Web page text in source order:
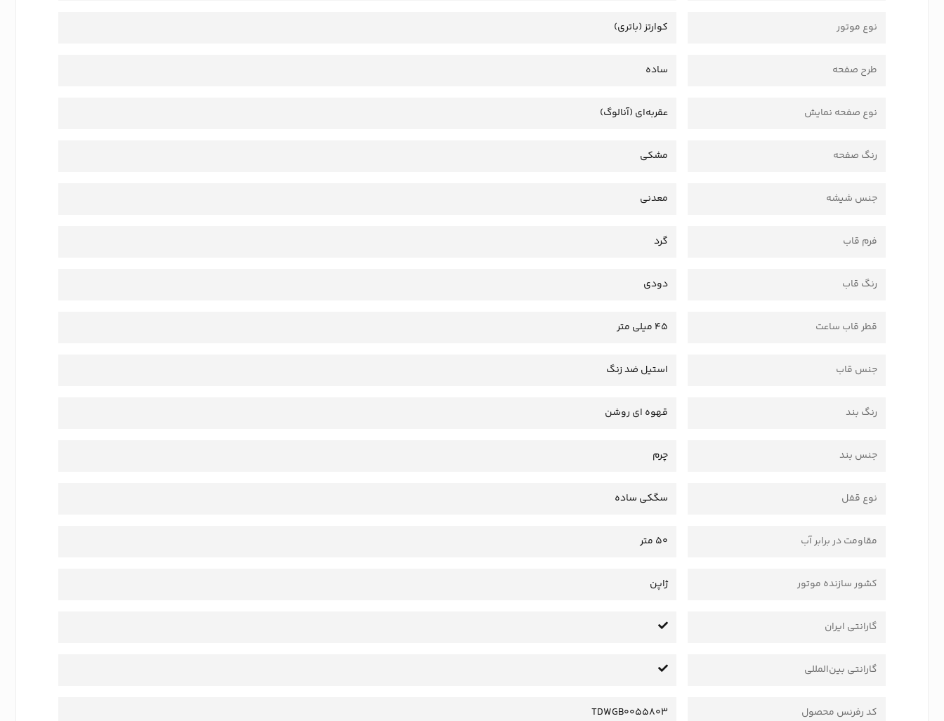
نوع موتور کوارتز (باتری)
طرح صفحه ساده
نوع صفحه نمایش عقربه‌ای (آنالوگ)
رنگ صفحه مشکی
جنس شیشه معدنی
فرم قاب گرد
رنگ قاب دودی
قطر قاب ساعت 45 میلی متر
جنس قاب استیل ضد زنگ
رنگ بند قهوه ای روشن
جنس بند چرم
نوع قفل سگکی ساده
مقاومت در برابر آب 50 متر
کشور سازنده موتور ژاپن
گارانتی ایران
گارانتی بین‌المللی
کد رفرنس محصول TDWGB0055803